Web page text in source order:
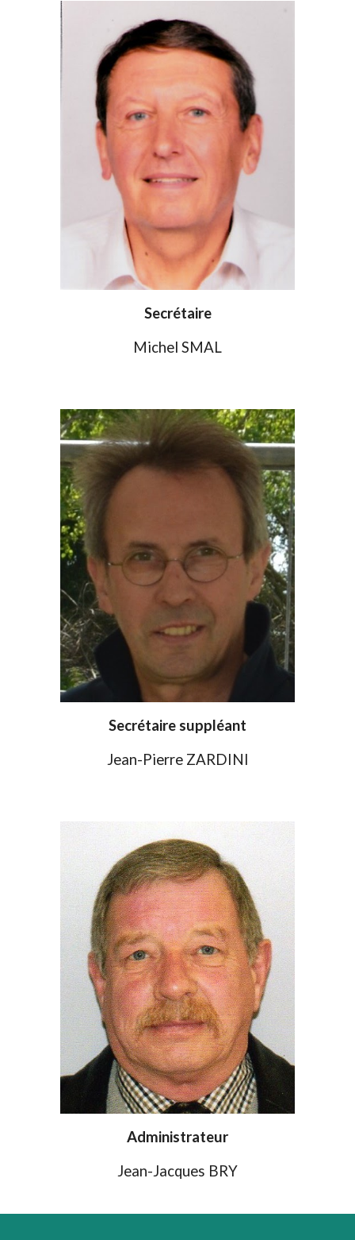
Secrétaire
Michel SMAL
Secrétaire suppléant
Jean-Pierre ZARDINI
Administrateur
Jean-Jacques BRY